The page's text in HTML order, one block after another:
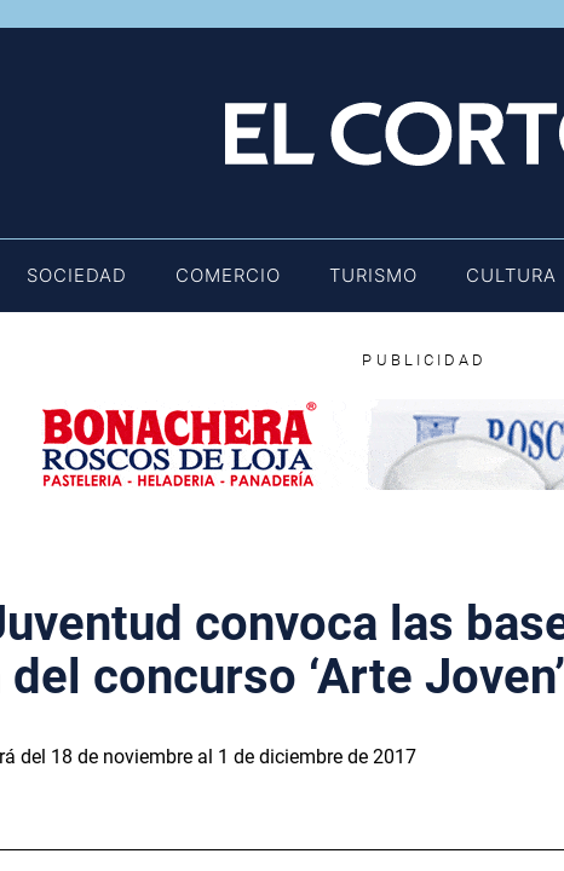
SOCIEDAD COMERCIO TURISMO CULTURA
PUBLICIDAD
convoca las
concurso ‘Arte Joven’
del 18 de noviembre al 1 de diciembre de 2017